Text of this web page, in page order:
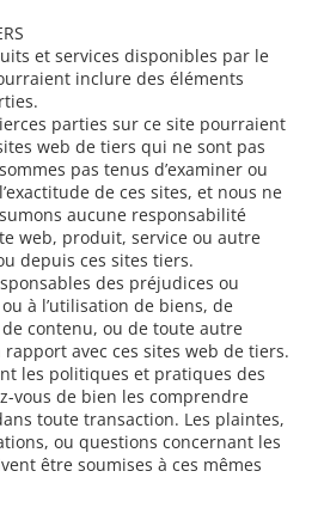
et services disponibles par le
inclure des éléments
parties sur ce site pourraient
web de tiers qui ne sont pas
pas tenus d’examiner ou
de ces sites, et nous ne
aucune responsabilité
web, produit, service ou autre
depuis ces sites tiers.
des préjudices ou
à l’utilisation de biens, de
contenu, ou de toute autre
avec ces sites web de tiers.
les politiques et pratiques des
vous de bien les comprendre
toute transaction. Les plaintes,
ou questions concernant les
être soumises à ces mêmes